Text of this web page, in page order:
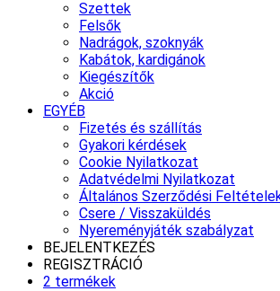
Szettek
Felsők
Nadrágok, szoknyák
Kabátok, kardigánok
Kiegészítők
Akció
EGYÉB
Fizetés és szállítás
Gyakori kérdések
Cookie Nyilatkozat
Adatvédelmi Nyilatkozat
Általános Szerződési
Csere / Visszaküldés
Nyereményjáték szabályzat
BEJELENTKEZÉS
REGISZTRÁCIÓ
2 termékek